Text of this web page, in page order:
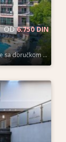
OD6.750 DIN
Noćenje sa doručkom po osobi